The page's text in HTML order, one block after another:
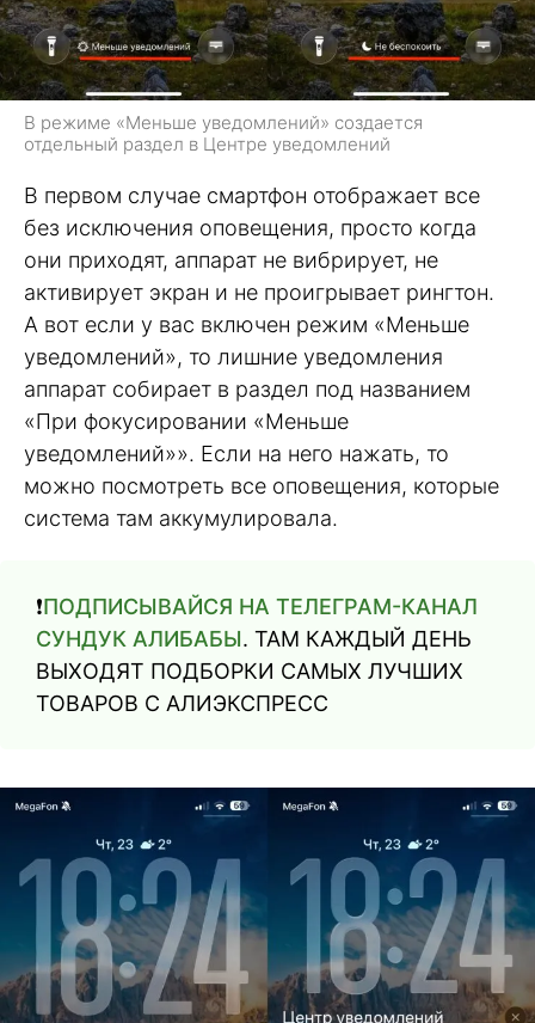
В режиме «Меньше уведомлений» создается
отдельный раздел в Центре уведомлений
В первом случае смартфон отображает все
без исключения оповещения, просто когда
они приходят, аппарат не вибрирует, не
активирует экран и не проигрывает рингтон.
А вот если у вас включен режим «Меньше
уведомлений», то лишние уведомления
аппарат собирает в раздел под названием
«При фокусировании «Меньше
уведомлений»». Если на него нажать, то
можно посмотреть все оповещения, которые
система там аккумулировала.
❗️ПОДПИСЫВАЙСЯ НА ТЕЛЕГРАМ-КАНАЛ
СУНДУК АЛИБАБЫ. ТАМ КАЖДЫЙ ДЕНЬ
ВЫХОДЯТ ПОДБОРКИ САМЫХ ЛУЧШИХ
ТОВАРОВ С АЛИЭКСПРЕСС